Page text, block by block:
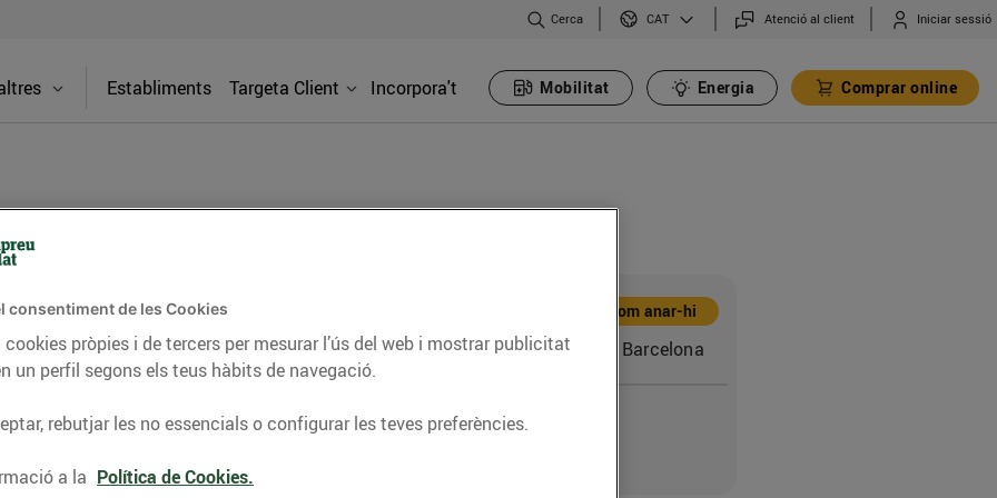
Cerca CAT Atenció al client Iniciar sessió
Establiments Targeta Client Incorpora't Mobilitat Energia Comprar online
d'Elx)
tot el que necessites: fruites i
xarcuteria al teu gust, i molt més.
productes locals!
Com anar-hi
C. Ciutat d'Elx, 23 (08027) Barcelona
Telèfon
consentiment de les Cookies
pròpies i de tercers per mesurar l’ús del web i mostrar publicitat
un perfil segons els teus hàbits de navegació.
rebutjar les no essencials o configurar les teves preferències.
a la Política de Cookies.